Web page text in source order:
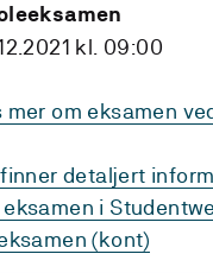
kl. 09:00
mer om eksamen
detaljert
i
(kont)